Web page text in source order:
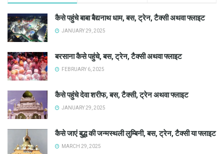
कैसे पहुंचे बाबा बैद्यनाथ धाम, बस, ट्रेन, टैक्सी अथवा फ्लाइट
JANUARY 29, 2025
बरसाना कैसे पहुंचे, बस, ट्रेन, टैक्सी अथवा फ्लाइट
FEBRUARY 6, 2025
कैसे पहुंचे देवा शरीफ, बस, टैक्सी, ट्रेन अथवा फ्लाइट
JANUARY 29, 2025
कैसे जाएं बुद्ध की जन्मस्थली लुम्बिनी, बस, ट्रेन, टैक्सी या फ्लाइट
MARCH 29, 2025